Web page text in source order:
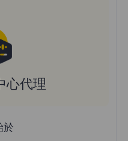
心代理
於